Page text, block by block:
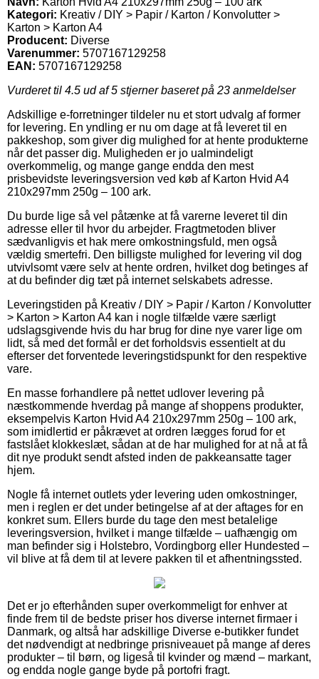
Kategori: Kreativ / DIY > Papir / Karton / Konvolutter >
Karton > Karton A4
Producent: Diverse
Varenummer: 5707167129258
EAN: 5707167129258
Vurderet til 4.5 ud af 5 stjerner baseret på 23 anmeldelser
Adskillige e-forretninger tildeler nu et stort udvalg af former
for levering. En yndling er nu om dage at få leveret til en
pakkeshop, som giver dig mulighed for at hente produkterne
når det passer dig. Muligheden er jo ualmindeligt
overkommelig, og mange gange endda den mest
prisbevidste leveringsversion ved køb af Karton Hvid A4
210x297mm 250g – 100 ark.
Du burde lige så vel påtænke at få varerne leveret til din
adresse eller til hvor du arbejder. Fragtmetoden bliver
sædvanligvis et hak mere omkostningsfuld, men også
vældig smertefri. Den billigste mulighed for levering vil dog
utvivlsomt være selv at hente ordren, hvilket dog betinges af
at du befinder dig tæt på internet selskabets adresse.
Leveringstiden på Kreativ / DIY > Papir / Karton / Konvolutter
> Karton > Karton A4 kan i nogle tilfælde være særligt
udslagsgivende hvis du har brug for dine nye varer lige om
lidt, så med det formål er det forholdsvis essentielt at du
efterser det forventede leveringstidspunkt for den respektive
vare.
En masse forhandlere på nettet udlover levering på
næstkommende hverdag på mange af shoppens produkter,
eksempelvis Karton Hvid A4 210x297mm 250g – 100 ark,
som imidlertid er påkrævet at ordren lægges forud for et
fastslået klokkeslæt, sådan at de har mulighed for at nå at få
dit nye produkt sendt afsted inden de pakkeansatte tager
hjem.
Nogle få internet outlets yder levering uden omkostninger,
men i reglen er det under betingelse af at der aftages for en
konkret sum. Ellers burde du tage den mest betalelige
leveringsversion, hvilket i mange tilfælde – uafhængig om
man befinder sig i Holstebro, Vordingborg eller Hundested –
vil blive at få dem til at levere pakken til et afhentningssted.
Det er jo efterhånden super overkommeligt for enhver at
finde frem til de bedste priser hos diverse internet firmaer i
Danmark, og altså har adskillige Diverse e-butikker fundet
det nødvendigt at nedbringe prisniveauet på mange af deres
produkter – til børn, og ligeså til kvinder og mænd – markant,
og endda nogle gange byde på portofri fragt.